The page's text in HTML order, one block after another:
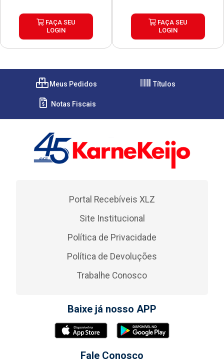
FAÇA SEU
LOGIN
FAÇA SEU
LOGIN
Meus Pedidos Títulos
Notas Fiscais
Portal Recebíveis XLZ
Site Institucional
Política de Privacidade
Política de Devoluções
Trabalhe Conosco
Baixe já nosso APP
Fale Conosco